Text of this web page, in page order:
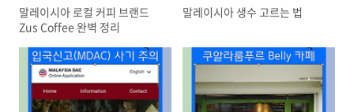
말레이시아 로컬 커피 브랜드
Zus Coffee 완벽 정리
말레이시아 생수 고르는 법